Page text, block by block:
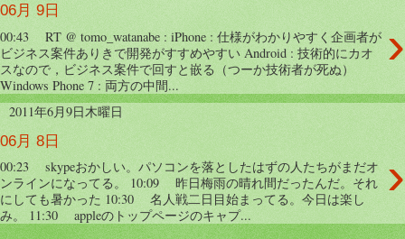
06月 9日
›
00:43 RT @ tomo_watanabe : iPhone : 仕様がわかりやすく企画者が
ビジネス案件ありきで開発がすすめやすい Android : 技術的にカオ
スなので，ビジネス案件で回すと嵌る（つーか技術者が死ぬ）
Windows Phone 7 : 両方の中間...
2011年6月9日木曜日
06月 8日
›
00:23 skypeおかしい。パソコンを落としたはずの人たちがまだオ
ンラインになってる。 10:09 昨日梅雨の晴れ間だったんだ。それ
にしても暑かった 10:30 名人戦二日目始まってる。今日は楽し
み。 11:30 appleのトップページのキャプ...